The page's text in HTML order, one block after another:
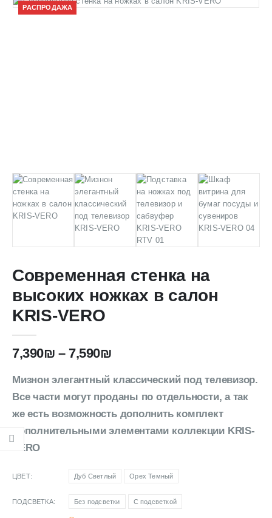
РАСПРОДАЖА
Современная стенка на
высоких ножках в салон
KRIS-VERO
7,390₪ – 7,590₪
Мизнон элегантный классический под телевизор.
Все части могут проданы по отдельности, а так
же есть возможность дополнить комплект
дополнительными элементами коллекции KRIS-
VERO
ЦВЕТ Дуб Светлый Орех Темный
ПОДСВЕТКА Без подсветки С подсветкой